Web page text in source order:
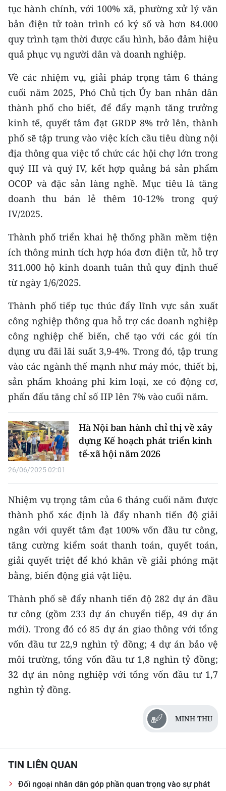
tục hành chính, với 100% xã, phường xử lý văn
bản điện tử toàn trình có ký số và hơn 84.000
quy trình tạm thời được cấu hình, bảo đảm hiệu
quả phục vụ người dân và doanh nghiệp.
Về các nhiệm vụ, giải pháp trọng tâm 6 tháng
cuối năm 2025, Phó Chủ tịch Ủy ban nhân dân
thành phố cho biết, để đẩy mạnh tăng trưởng
kinh tế, quyết tâm đạt GRDP 8% trở lên, thành
phố sẽ tập trung vào việc kích cầu tiêu dùng nội
địa thông qua việc tổ chức các hội chợ lớn trong
quý III và quý IV, kết hợp quảng bá sản phẩm
OCOP và đặc sản làng nghề. Mục tiêu là tăng
doanh thu bán lẻ thêm 10-12% trong quý
IV/2025.
Thành phố triển khai hệ thống phần mềm tiện
ích thông minh tích hợp hóa đơn điện tử, hỗ trợ
311.000 hộ kinh doanh tuân thủ quy định thuế
từ ngày 1/6/2025.
Thành phố tiếp tục thúc đẩy lĩnh vực sản xuất
công nghiệp thông qua hỗ trợ các doanh nghiệp
công nghiệp chế biến, chế tạo với các gói tín
dụng ưu đãi lãi suất 3,9-4%. Trong đó, tập trung
vào các ngành thế mạnh như máy móc, thiết bị,
sản phẩm khoáng phi kim loại, xe có động cơ,
phấn đấu tăng chỉ số IIP lên 7% vào cuối năm.
Hà Nội ban hành chỉ thị về xây
dựng Kế hoạch phát triển kinh
tế-xã hội năm 2026
26/06/2025 02:01
Nhiệm vụ trọng tâm của 6 tháng cuối năm được
thành phố xác định là đẩy nhanh tiến độ giải
ngân với quyết tâm đạt 100% vốn đầu tư công,
tăng cường kiểm soát thanh toán, quyết toán,
giải quyết triệt để khó khăn về giải phóng mặt
bằng, biến động giá vật liệu.
Thành phố sẽ đẩy nhanh tiến độ 282 dự án đầu
tư công (gồm 233 dự án chuyển tiếp, 49 dự án
mới). Trong đó có 85 dự án giao thông với tổng
vốn đầu tư 22,9 nghìn tỷ đồng; 4 dự án bảo vệ
môi trường, tổng vốn đầu tư 1,8 nghìn tỷ đồng;
32 dự án nông nghiệp với tổng vốn đầu tư 1,7
nghìn tỷ đồng.
MINH THU
TIN LIÊN QUAN
Đối ngoại nhân dân góp phần quan trọng vào sự phát